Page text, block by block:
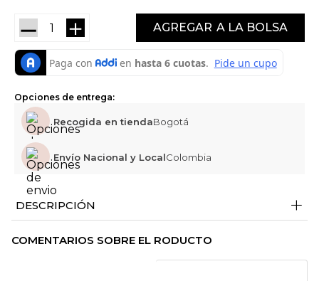
＋
－ AGREGAR
Opciones de entrega:
Recogida en tiendaBogotá
Envío Nacional y LocalColombia
DESCRIPCIÓN +
COMENTARIOS SOBRE EL RODUCTO